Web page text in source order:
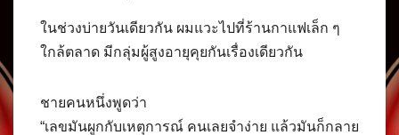
ในช่วงบ่ายวันเดียวกัน ผมแวะไปที่ร้านกาแฟเล็ก ๆ
ใกล้ตลาด มีกลุ่มผู้สูงอายุคุยกันเรื่องเดียวกัน
ชายคนหนึ่งพูดว่า
“เลขมันผูกกับเหตุการณ์ คนเลยจำง่าย แล้วมันก็กลาย